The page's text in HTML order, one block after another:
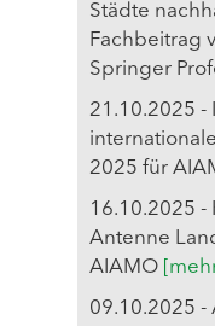
Städte
Fachbeitrag
Springer
21.10.2025 -
2025 für
16.10.2025 -
Antenne
AIAMO
09.10.2025 -